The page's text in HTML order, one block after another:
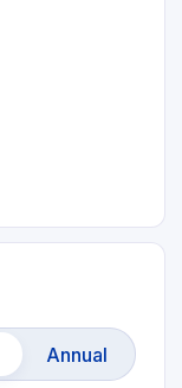
Annual